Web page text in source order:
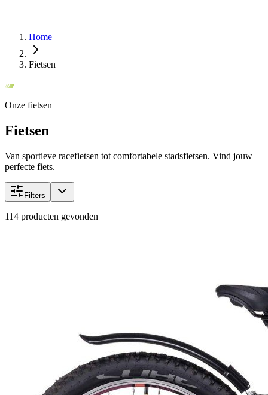
Home
Fietsen
Onze fietsen
Fietsen
Van sportieve racefietsen tot comfortabele stadsfietsen. Vind jouw
perfecte fiets.
Filters
114 producten gevonden